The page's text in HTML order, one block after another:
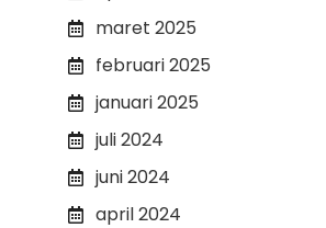
maret 2025
februari 2025
januari 2025
juli 2024
juni 2024
april 2024